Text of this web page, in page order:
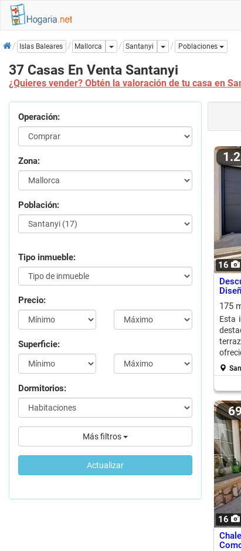
InicioIslas Baleares Mallorca Dropdown
Santanyi Dropdown
Poblaciones
37 Casas En Venta Santanyi
¿Quieres vender? Obtén la valoración de tu casa en
Operación:
Zona:
Población:
Tipo inmueble:
Precio:
Superficie:
Dormitorios:
Más filtros
Actualizar
16
175
Esta
16